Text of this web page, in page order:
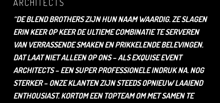
ARCHITECTS
“DE BLEND BROTHERS ZIJN HUN NAAM WAARDIG. ZE SLAGEN
ERIN KEER OP KEER DE ULTIEME COMBINATIE TE SERVEREN
VAN VERRASSENDE SMAKEN EN PRIKKELENDE BELEVINGEN.
DAT LAAT NIET ALLEEN OP ONS – ALS EXQUISE EVENT
ARCHITECTS – EEN SUPER PROFESSIONELE INDRUK NA. NOG
STERKER – ONZE KLANTEN ZIJN STEEDS OPNIEUW LAAIEND
ENTHOUSIAST. KORTOM EEN TOPTEAM OM MET SAMEN TE